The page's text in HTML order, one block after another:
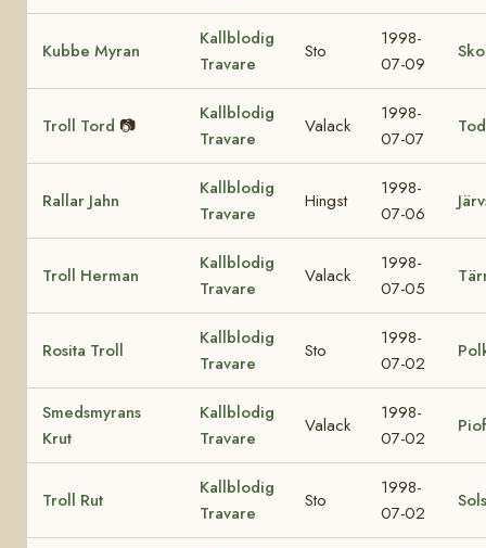
Kubbe Myran
Kallblodig
Travare
Sto
1998-
07-09
Troll Tord 📷
Kallblodig
Travare
Valack
1998-
07-07
Rallar Jahn
Kallblodig
Travare
Hingst
1998-
07-06
Troll Herman
Kallblodig
Travare
Valack
1998-
07-05
Rosita Troll
Kallblodig
Travare
Sto
1998-
07-02
Smedsmyrans
Krut
Kallblodig
Travare
Valack
1998-
07-02
Troll Rut
Kallblodig
Travare
Sto
1998-
07-02